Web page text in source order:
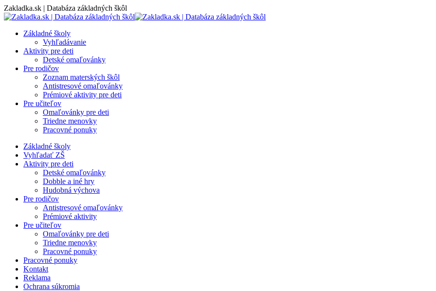
Skip
to
Zakladka.sk | Databáza základných škôl
Základné školy
Vyhľadávanie
Aktivity pre deti
Detské omaľovánky
Pre rodičov
Zoznam materských škôl
Antistresové omaľovánky
Prémiové aktivity pre deti
Pre učiteľov
Omaľovánky pre deti
Triedne menovky
Pracovné ponuky
Základné školy
Vyhľadať ZŠ
Aktivity pre deti
Detské omaľovánky
Dobble a iné hry
Hudobná výchova
Pre rodičov
Antistresové omaľovánky
Prémiové aktivity
Pre učiteľov
Omaľovánky pre deti
Triedne menovky
Pracovné ponuky
Pracovné ponuky
Kontakt
Reklama
Ochrana súkromia